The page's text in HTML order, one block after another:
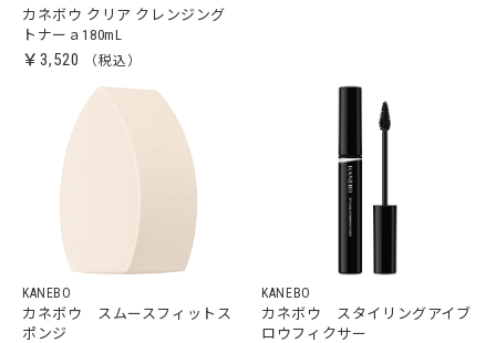
カネボウ クリア クレンジング
トナーａ180mL
￥3,520
KANEBO
カネボウ スムースフィットス
ポンジ
KANEBO
カネボウ スタイリングアイブ
ロウフィクサー